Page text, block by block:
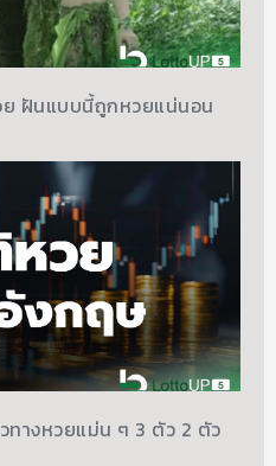
ย ฝันแบบนี้ถูกหวยแน่นอน
างหวยแม่น ๆ 3 ตัว 2 ตัว